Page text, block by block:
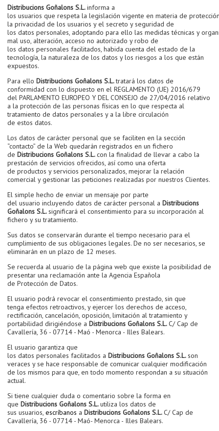
Distribucions Goñalons S.L.informa a
los usuarios que respeta la legislación vigente en materia de
la privacidad de los usuarios y el secreto y seguridad de
los datos personales, adoptando para ello las medidas técnicas y
mal uso, alteración, acceso no autorizado y robo de
los datos personales facilitados, habida cuenta del estado de la
tecnología, la naturaleza de los datos y los riesgos a los que están
expuestos.
Para ello Distribucions Goñalons S.L.tratará los datos de
conformidad con lo dispuesto en el REGLAMENTO (UE) 2016/679
del PARLAMENTO EUROPEO Y DEL CONSEJO de 27/04/2016 relativo
a la protección de las personas físicas en lo que respecta al
tratamiento de datos personales y a la libre circulación
de estos datos.
Los datos de carácter personal que se faciliten en la sección
“contacto” de la Web quedarán registrados en un fichero
de Distribucions Goñalons S.L.con la finalidad de llevar a cabo la
prestación de servicios ofrecidos, así como una oferta
de productos y servicios personalizados, mejorar la relación
comercial y gestionar las peticiones realizadas por nuestros Clientes.
El simple hecho de enviar un mensaje por parte
del usuario incluyendo datos de carácter personal a Distribucions
Goñalons S.L.significará el consentimiento para su incorporación al
fichero y su tratamiento.
Sus datos se conservarán durante el tiempo necesario para el
cumplimiento de sus obligaciones legales. De no ser necesarios, se
eliminarán en un plazo de 12 meses.
Se recuerda al usuario de la página web que existe la posibilidad de
presentar una reclamación ante la Agencia Española
de Protección de Datos.
El usuario podrá revocar el consentimiento prestado, sin que
tenga efectos retroactivos, y ejercer los derechos de acceso,
rectificación, cancelación, oposición, limitación al tratamiento y
portabilidad dirigiéndose a Distribucions Goñalons S.L.C/ Cap de
Cavallería, 36 - 07714 - Maó - Menorca - Illes Balears.
El usuario garantiza que
los datos personales facilitados a Distribucions Goñalons S.L.son
veraces y se hace responsable de comunicar cualquier modificación
de los mismos para que, en todo momento respondan a su situación
actual.
Si tiene cualquier duda o comentario sobre la forma en
que Distribucions Goñalons S.L.utiliza los datos de
sus usuarios, escríbanos a Distribucions Goñalons S.L.C/ Cap de
Cavallería, 36 - 07714 - Maó- Menorca - Illes Balears.